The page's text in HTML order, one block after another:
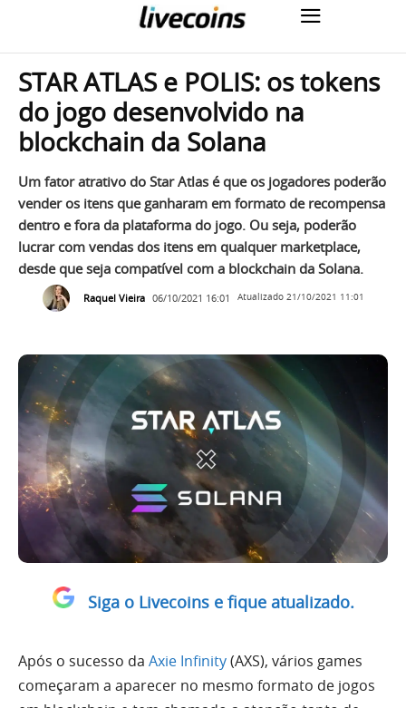
STAR ATLAS e POLIS: os tokens
do jogo desenvolvido na
blockchain da Solana
Um fator atrativo do Star Atlas é que os jogadores poderão
vender os itens que ganharam em formato de recompensa
dentro e fora da plataforma do jogo. Ou seja, poderão
lucrar com vendas dos itens em qualquer marketplace,
desde que seja compatível com a blockchain da Solana.
Raquel Vieira 06/10/2021 16:01 Atualizado 21/10/2021 11:01
Siga o Livecoins e fique atualizado.
Após o sucesso da Axie Infinity(AXS), vários games
começaram a aparecer no mesmo formato de jogos